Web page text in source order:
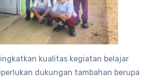
kualitas kegiatan belajar
dukungan tambahan berupa